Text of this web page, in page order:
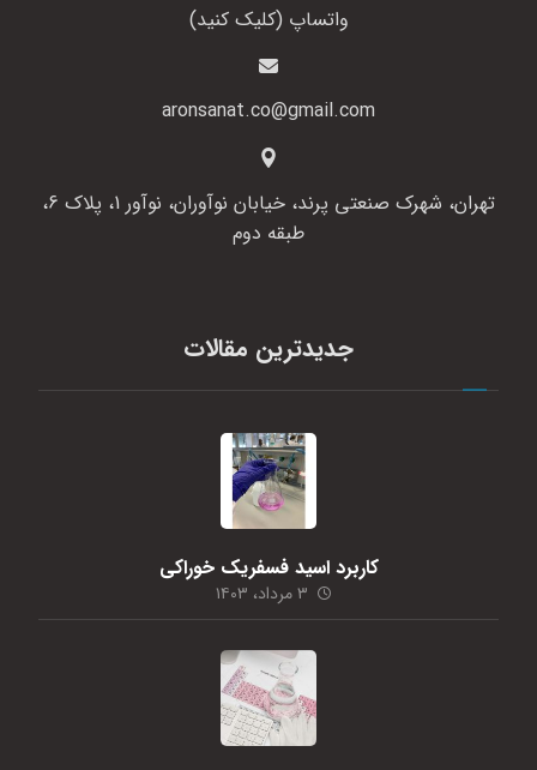
واتساپ (کلیک کنید)
aronsanat.co@gmail.com
تهران، شهرک صنعتی پرند، خیابان نوآوران، نوآور 1، پلاک 6،
طبقه دوم
جدیدترین مقالات
کاربرد اسید فسفریک خوراکی
۳ مرداد، ۱۴۰۳